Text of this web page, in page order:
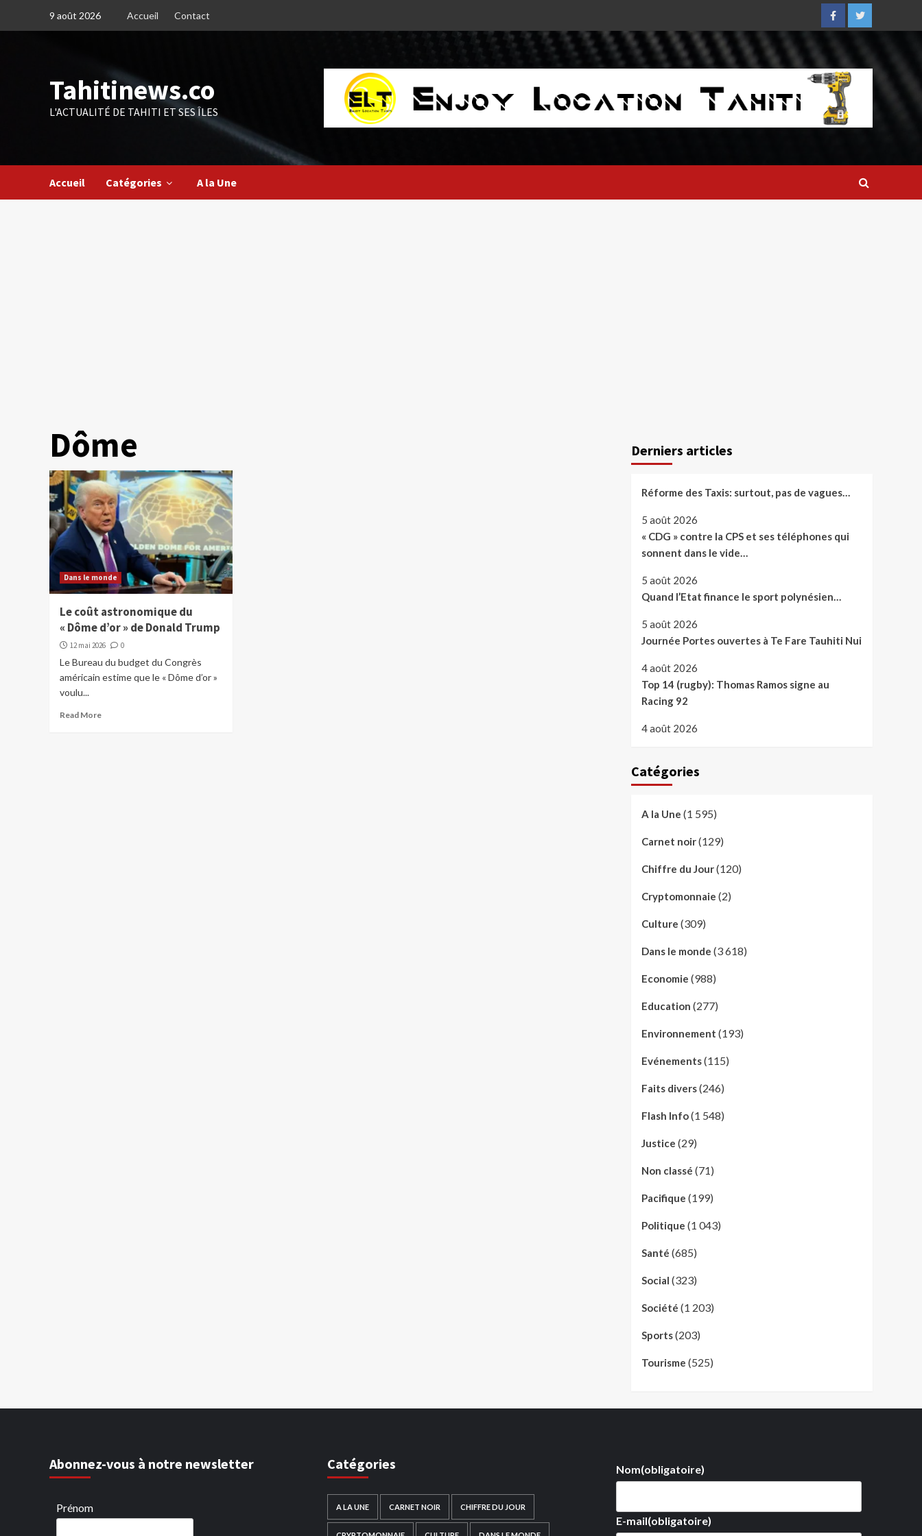
9 août 2026 Accueil Contact
FacebookTwitter
Tahitinews.co
L'ACTUALITÉ DE TAHITI ET SES ÎLES
Accueil Catégories A la Une
Dôme
Dans le monde
Le coût astronomique du
« Dôme d’or » de Donald Trump
12 mai 2026 0
Le Bureau du budget du Congrès
américain estime que le « Dôme d’or »
voulu...
Read More
Derniers articles
Réforme des Taxis: surtout, pas de vagues…
5 août 2026
« CDG » contre la CPS et ses téléphones qui
sonnent dans le vide…
5 août 2026
Quand l’Etat finance le sport polynésien…
5 août 2026
Journée Portes ouvertes à Te Fare Tauhiti Nui
4 août 2026
Top 14 (rugby): Thomas Ramos signe au
Racing 92
4 août 2026
Catégories
A la Une (1 595)
Carnet noir(129)
Chiffre du Jour(120)
Cryptomonnaie (2)
Culture (309)
Dans le monde (3 618)
Economie (988)
Education (277)
Environnement (193)
Evénements(115)
Faits divers(246)
Flash Info(1 548)
Justice (29)
Non classé (71)
Pacifique (199)
Politique (1 043)
Santé (685)
Social (323)
Société (1 203)
Sports(203)
Tourisme (525)
Abonnez-vous à notre newsletter
Prénom
Catégories
A LA UNE CARNET NOIR CHIFFRE DU JOUR
Nom(obligatoire)
E-mail(obligatoire)